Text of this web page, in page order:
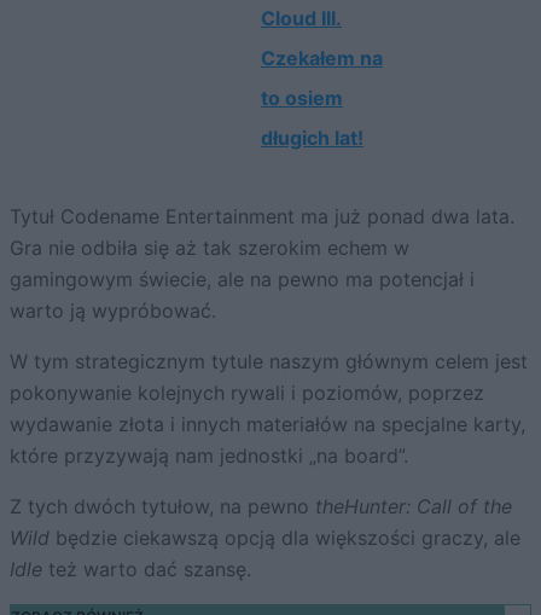
Cloud III.
Czekałem na
to osiem
długich lat!
Tytuł Codename Entertainment ma już ponad dwa lata.
Gra nie odbiła się aż tak szerokim echem w
gamingowym świecie, ale na pewno ma potencjał i
warto ją wypróbować.
W tym strategicznym tytule naszym głównym celem jest
pokonywanie kolejnych rywali i poziomów, poprzez
wydawanie złota i innych materiałów na specjalne karty,
które przyzywają nam jednostki „na board”.
Z tych dwóch tytułow, na pewno theHunter: Call of the
Wild będzie ciekawszą opcją dla większości graczy, ale
Idle też warto dać szansę.